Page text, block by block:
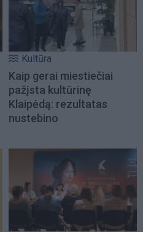
Kultūra
Kaip gerai miestiečiai
pažįsta kultūrinę
Klaipėdą: rezultatas
nustebino